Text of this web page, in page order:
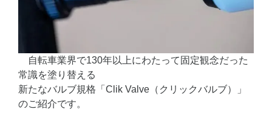
自転車業界で130年以上にわたって固定観念だった
常識を塗り替える
新たなバルブ規格「Clik Valve（クリックバルブ）」
のご紹介です。